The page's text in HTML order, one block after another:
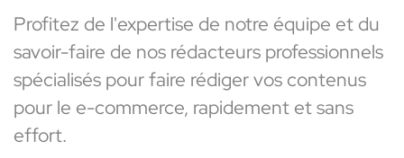
Profitez de l'expertise de notre équipe et du
savoir-faire de nos rédacteurs professionnels
spécialisés pour faire rédiger vos contenus
pour le e-commerce, rapidement et sans
effort.